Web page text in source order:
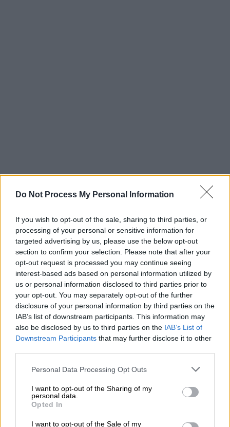
Do Not Process My Personal Information
If you wish to opt-out of the sale, sharing to third parties, or
processing of your personal or sensitive information for
targeted advertising by us, please use the below opt-out
section to confirm your selection. Please note that after your
opt-out request is processed you may continue seeing
interest-based ads based on personal information utilized by
us or personal information disclosed to third parties prior to
your opt-out. You may separately opt-out of the further
disclosure of your personal information by third parties on the
IAB’s list of downstream participants. This information may
also be disclosed by us to third parties on the IAB’s List of
Downstream Participants that may further disclose it to other
Please note that this website/app uses one or more Google
not limited to your visit or usage behaviour. You may click to
grant or deny consent to Google and its third-party tags to
use your data for below specified purposes in below Google
consent section.
Personal Data Processing Opt Outs
I want to opt-out of the Sharing of my
personal data.
Opted In
I want to opt-out of the Sale of my
Πώς λειτουργούν τα δωρεάν
κοινόχρηστα ποδήλατα
Όπως περιγράφει ο δήμος Νέας Σμύρνης, τα
μικροκινητικότητας είναι σχεδιασμένα για
αστική χρήση, ανθεκτικά και εύκολα στη
χρήση, με κινητήρα 250W, αυτονομία άνω των